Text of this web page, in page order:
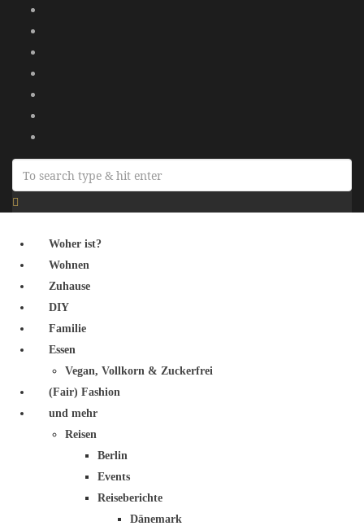
Woher ist?
Wohnen
Zuhause
DIY
Familie
Essen
Vegan, Vollkorn & Zuckerfrei
(Fair) Fashion
und mehr
Reisen
Berlin
Events
Reiseberichte
Dänemark